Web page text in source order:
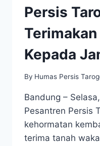
Persis
Kepada
By Humas Persis
Bandung –
Pesantren Persis
kehormatan
terima tanah